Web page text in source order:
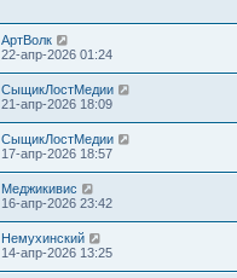
АртВолк
22-апр-2026 01:24
СыщикЛостМедии
21-апр-2026 18:09
СыщикЛостМедии
17-апр-2026 18:57
Меджикивис
16-апр-2026 23:42
Немухинский
14-апр-2026 13:25